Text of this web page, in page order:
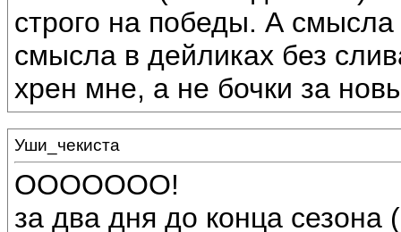
строго на победы. А смысла
смысла в дейликах без
хрен мне, а не бочки за
Уши_чекиста
ООООООО!
за два дня до конца сезона